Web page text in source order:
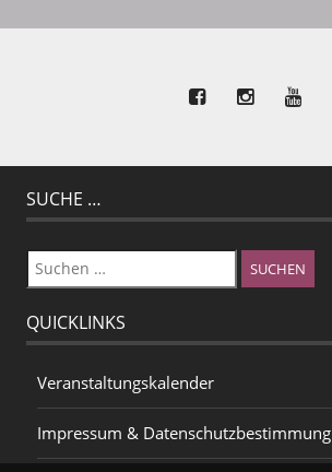
SUCHE …
Suchen
nach:
QUICKLINKS
Veranstaltungskalender
Impressum & Datenschutzbestimmung